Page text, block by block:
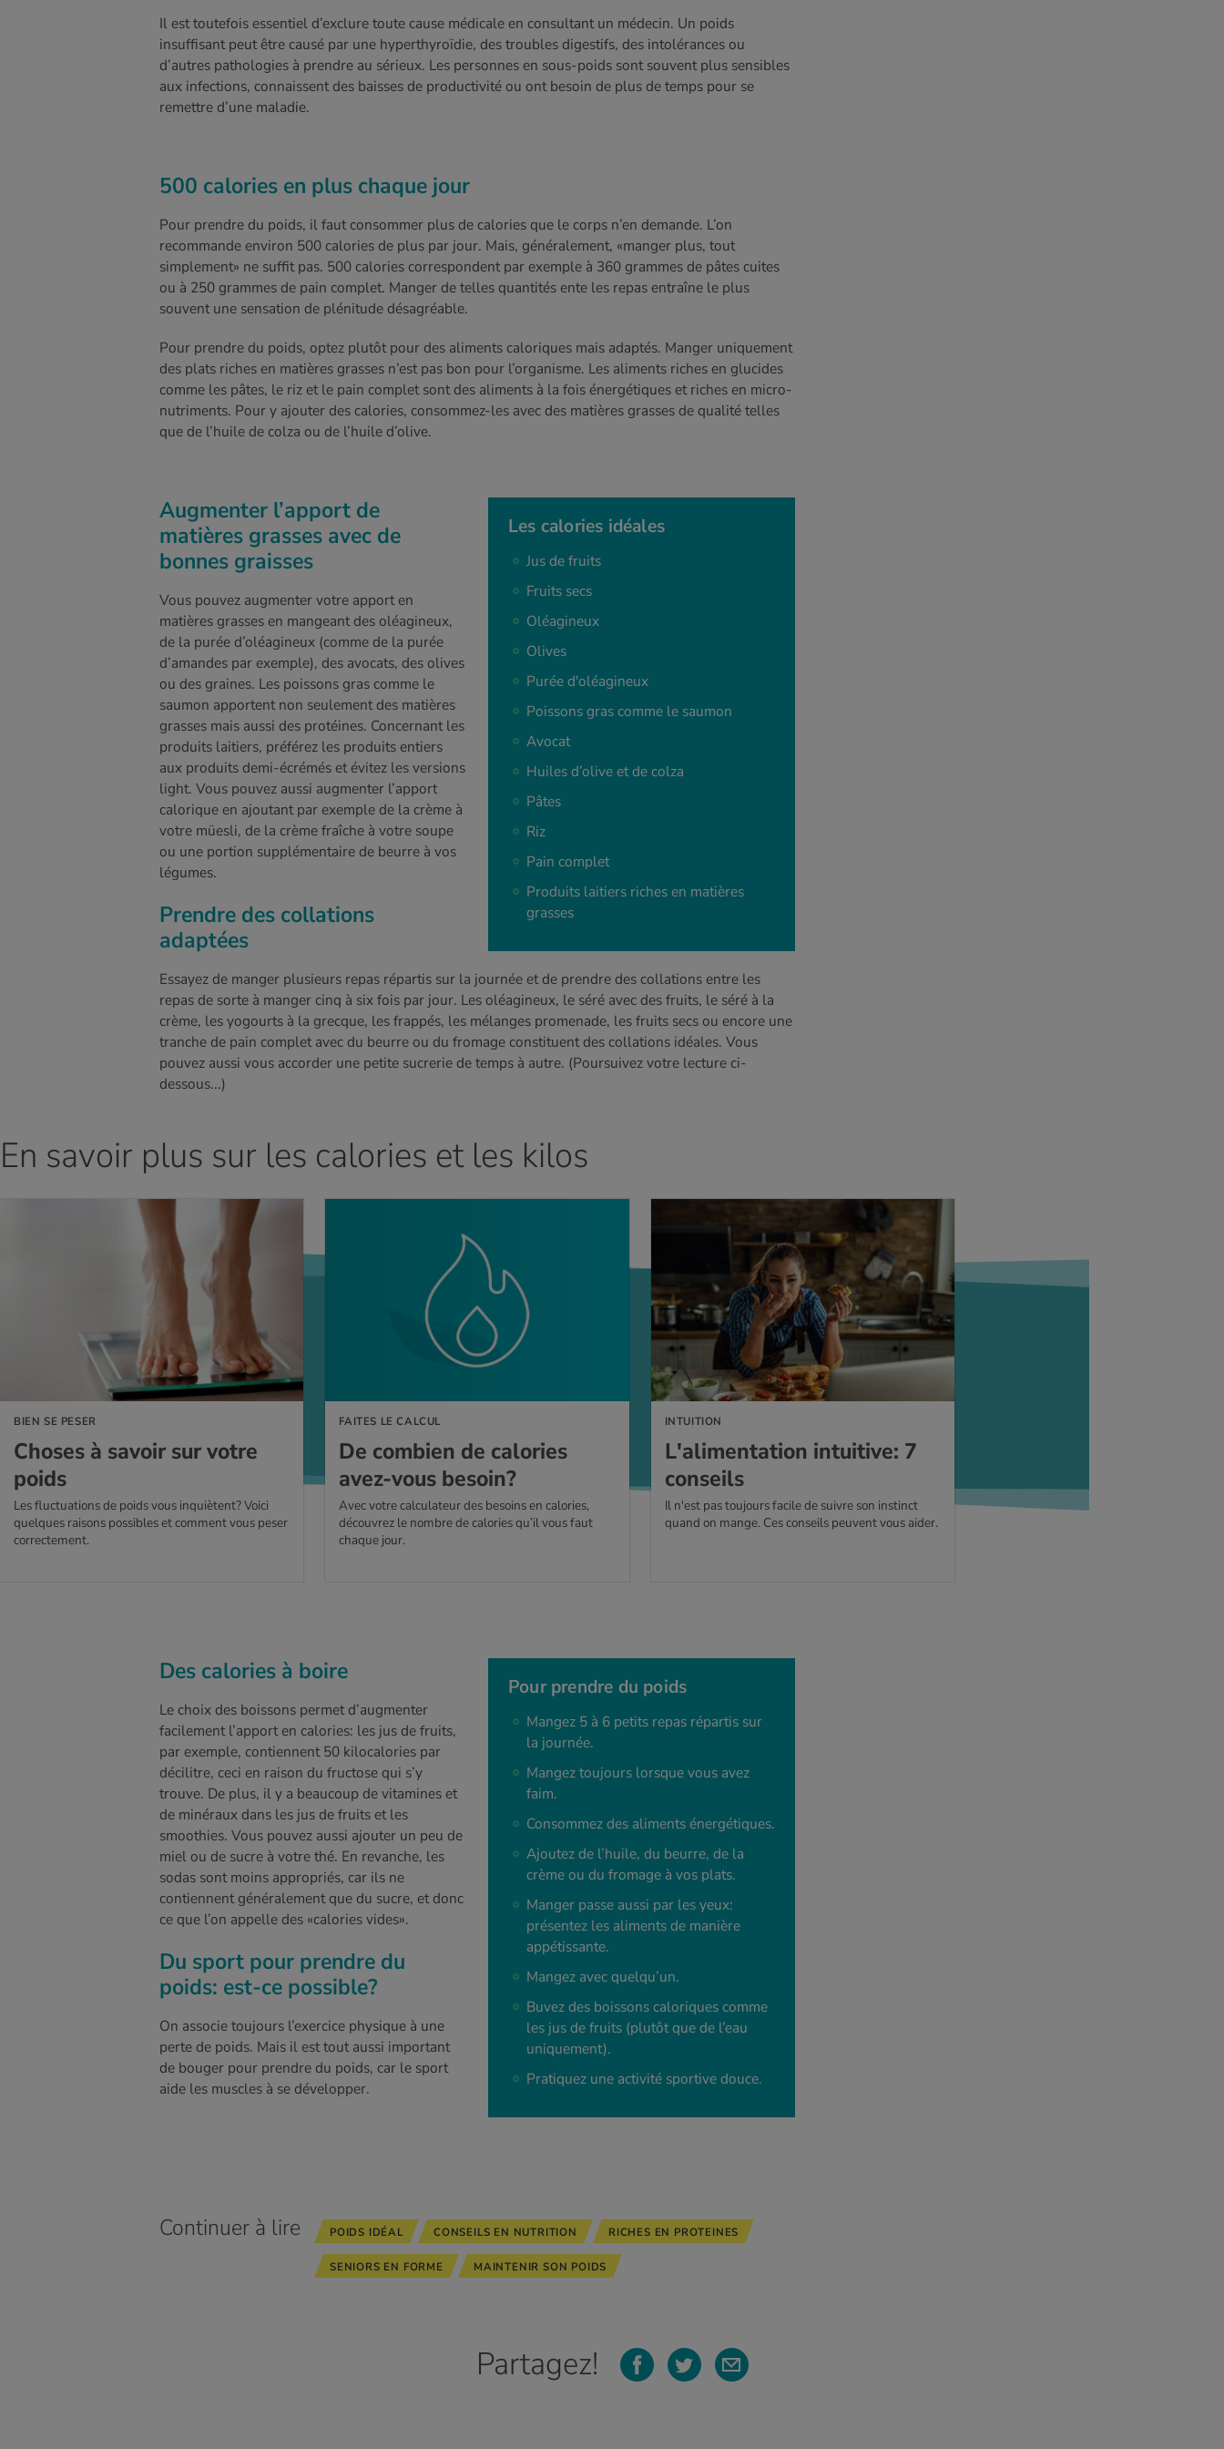
Il est toutefois essentiel d’exclure toute cause médicale en consultant un médecin. Un poids
insuffisant peut être causé par une hyperthyroïdie, des troubles digestifs, des intolérances ou
d’autres pathologies à prendre au sérieux. Les personnes en sous-poids sont souvent plus sensibles
aux infections, connaissent des baisses de productivité ou ont besoin de plus de temps pour se
remettre d’une maladie.
500 calories en plus chaque jour
Pour prendre du poids, il faut consommer plus de calories que le corps n’en demande. L’on
recommande environ 500 calories de plus par jour. Mais, généralement, «manger plus, tout
simplement» ne suffit pas. 500 calories correspondent par exemple à 360 grammes de pâtes cuites
ou à 250 grammes de pain complet. Manger de telles quantités ente les repas entraîne le plus
souvent une sensation de plénitude désagréable.
Pour prendre du poids, optez plutôt pour des aliments caloriques mais adaptés. Manger uniquement
des plats riches en matières grasses n’est pas bon pour l’organisme. Les aliments riches en glucides
comme les pâtes, le riz et le pain complet sont des aliments à la fois énergétiques et riches en micro-
nutriments. Pour y ajouter des calories, consommez-les avec des matières grasses de qualité telles
que de l’huile de colza ou de l’huile d’olive.
Les calories idéales
Jus de fruits
Fruits secs
Oléagineux
Olives
Purée d'oléagineux
Poissons gras comme le saumon
Avocat
Huiles d’olive et de colza
Pâtes
Riz
Pain complet
Produits laitiers riches en matières
grasses
Augmenter l’apport de
matières grasses avec de
bonnes graisses
Vous pouvez augmenter votre apport en
matières grasses en mangeant des oléagineux,
de la purée d’oléagineux (comme de la purée
d’amandes par exemple), des avocats, des olives
ou des graines. Les poissons gras comme le
saumon apportent non seulement des matières
grasses mais aussi des protéines. Concernant les
produits laitiers, préférez les produits entiers
aux produits demi-écrémés et évitez les versions
light. Vous pouvez aussi augmenter l’apport
calorique en ajoutant par exemple de la crème à
votre müesli, de la crème fraîche à votre soupe
ou une portion supplémentaire de beurre à vos
légumes.
Prendre des collations
adaptées
Essayez de manger plusieurs repas répartis sur la journée et de prendre des collations entre les
repas de sorte à manger cinq à six fois par jour. Les oléagineux, le séré avec des fruits, le séré à la
crème, les yogourts à la grecque, les frappés, les mélanges promenade, les fruits secs ou encore une
tranche de pain complet avec du beurre ou du fromage constituent des collations idéales. Vous
pouvez aussi vous accorder une petite sucrerie de temps à autre. (Poursuivez votre lecture ci-
dessous...)
En savoir plus sur les calories et les kilos
BIEN SE PESER
Choses à savoir sur votre
poids
Les fluctuations de poids vous inquiètent? Voici
quelques raisons possibles et comment vous peser
correctement.
FAITES LE CALCUL
De com­bien de calo­ries
avez-vous besoin?
Avec votre calculateur des besoins en calories,
découvrez le nombre de calories qu’il vous faut
chaque jour.
INTUITION
L'ali­men­ta­tion intui­tive: 7
conseils
Il n'est pas toujours facile de suivre son instinct
quand on mange. Ces conseils peuvent vous aider.
Pour prendre du poids
Mangez 5 à 6 petits repas répartis sur
la journée.
Mangez toujours lorsque vous avez
faim.
Consommez des aliments énergétiques.
Ajoutez de l’huile, du beurre, de la
crème ou du fromage à vos plats.
Manger passe aussi par les yeux:
présentez les aliments de manière
appétissante.
Mangez avec quelqu’un.
Buvez des boissons caloriques comme
les jus de fruits (plutôt que de l’eau
uniquement).
Pratiquez une activité sportive douce.
Des calories à boire
Le choix des boissons permet d’augmenter
facilement l’apport en calories: les jus de fruits,
par exemple, contiennent 50 kilocalories par
décilitre, ceci en raison du fructose qui s’y
trouve. De plus, il y a beaucoup de vitamines et
de minéraux dans les jus de fruits et les
smoothies. Vous pouvez aussi ajouter un peu de
miel ou de sucre à votre thé. En revanche, les
sodas sont moins appropriés, car ils ne
contiennent généralement que du sucre, et donc
ce que l’on appelle des «calories vides».
Du sport pour prendre du
poids: est-ce possible?
On associe toujours l’exercice physique à une
perte de poids. Mais il est tout aussi important
de bouger pour prendre du poids, car le sport
aide les muscles à se développer.
Continuer à lire POIDS IDÉAL CONSEILS EN NUTRITION RICHES EN PROTEINES
SENIORS EN FORME MAINTENIR SON POIDS
Partagez!